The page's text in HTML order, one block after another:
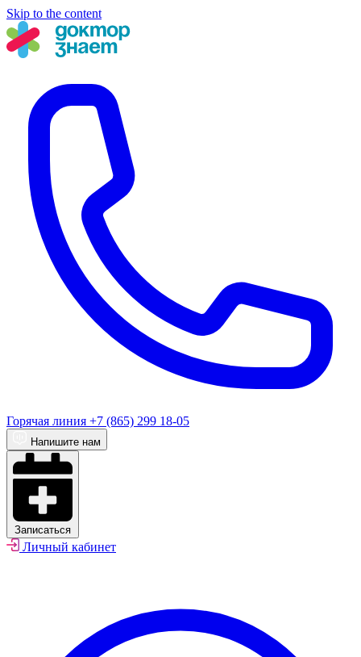
Skip to the content
Горячая линия +7 (865) 299 18-05
Напишите нам
Записаться
Личный кабинет